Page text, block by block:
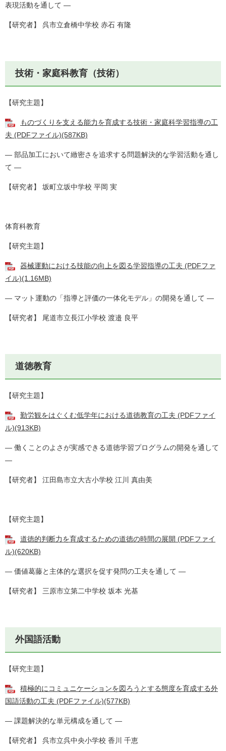
表現活動を通して ―
【研究者】 呉市立倉橋中学校 赤石 有隆
技術・家庭科教育（技術）
【研究主題】
ものづくりを支える能力を育成する技術・家庭科学習指導の工
夫 (PDFファイル)(587KB)
― 部品加工において緻密さを追求する問題解決的な学習活動を通し
て ―
【研究者】 坂町立坂中学校 平岡 実
体育科教育
【研究主題】
器械運動における技能の向上を図る学習指導の工夫 (PDFファ
イル)(1.16MB)
― マット運動の「指導と評価の一体化モデル」の開発を通して ―
【研究者】 尾道市立長江小学校 渡邉 良平
道徳教育
【研究主題】
勤労観をはぐくむ低学年における道徳教育の工夫 (PDFファイ
ル)(913KB)
― 働くことのよさが実感できる道徳学習プログラムの開発を通して
―
【研究者】 江田島市立大古小学校 江川 真由美
【研究主題】
道徳的判断力を育成するための道徳の時間の展開 (PDFファイ
ル)(620KB)
― 価値葛藤と主体的な選択を促す発問の工夫を通して ―
【研究者】 三原市立第二中学校 坂本 光基
外国語活動
【研究主題】
積極的にコミュニケーションを図ろうとする態度を育成する外
国語活動の工夫 (PDFファイル)(577KB)
― 課題解決的な単元構成を通して ―
【研究者】 呉市立呉中央小学校 香川 千恵